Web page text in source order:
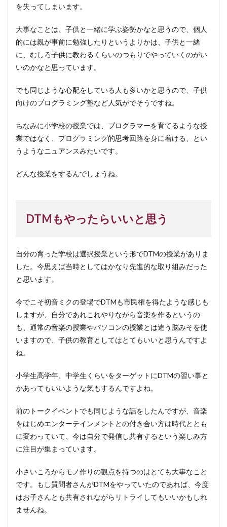
を失ってしまいます。
大事なことは、子供と一緒に学ぶ姿勢かなと思うので、個人
的には親が事前に勉強したりというよりかは、子供と一緒
に、むしろ子供に教わるくらいのつもりでやっていくのがい
いのかなと思っています。
でも同じような心配をしている人も多いかと思うので、子供
向けのプログラミング塾など人気がでそうですね。
ちなみに小学校の授業では、プログラマーを育てるような授
業ではなく、プログラミング的思考回路を身に着ける、とい
うようなニュアンスみたいです。
どんな授業をするんでしょうね。
DTMもやったらいいと思う
自分の育った学校は選択授業という形でDTMの授業がありま
した。今思えば当時としてはかなり先進的な取り組みだった
と思います。
今でこそ初音ミクの登場でDTMも市民権を得たような感じも
しますが、自分であれこれやりながら音楽を作るというの
も、通常の音楽の授業やパソコンの授業とは違う脳みそを使
いますので、子供の教育としてはとてもいいと思うんですよ
ね。
小学生高学年、中学生くらいをターゲットにDTMの習い事と
かあってもいいような気もするんですよね。
前のトークイベントでも同じような話をしたんですが、音楽
をはじめエンターテインメントとの付き合い方は時代ととも
に変わっていて、今は自分で発信し共有するという楽しみ方
に注目が集まっています。
小さいころからモノ作りの観点を持つのはとても大事なこと
です。もし質問者さんがDTMをやっていたのであれば、今度
はお子さんとも共有されながらリトライしてもいいかもしれ
ませんね。